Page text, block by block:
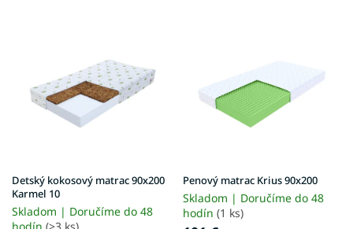
u
k
t
Detský kokosový matrac 90x200
Karmel 10
Skladom | Doručíme do 48
Penový matrac Krius 90x200
Skladom | Doručíme do 48
hodín (1 ks)